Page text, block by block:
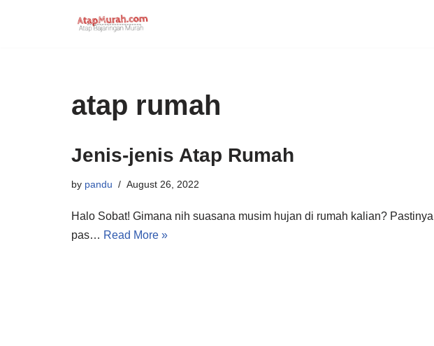
atap rumah
Jenis-jenis Atap Rumah
by pandu August 26, 2022
Halo Sobat! Gimana nih suasana musim hujan di rumah kalian?
pas… Read More »